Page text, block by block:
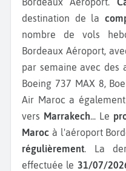
destination de la
nombre de vols
Bordeaux Aéroport,
par semaine avec des
Boeing 737 MAX 8,
Air Maroc a également
vers Marrakech... Le
Maroc à l'aéroport
régulièrement. La
effectuée le 31/07/